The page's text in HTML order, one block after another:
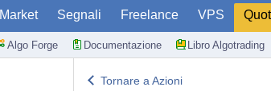
Market Segnali Freelance VPS
Algo Forge Documentazione Libro Algotrading
Tornare a Azioni